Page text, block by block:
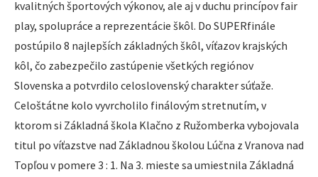
kvalitných športových výkonov, ale aj v duchu princípov fair
play, spolupráce a reprezentácie škôl. Do SUPERfinále
postúpilo 8 najlepších základných škôl, víťazov krajských
kôl, čo zabezpečilo zastúpenie všetkých regiónov
Slovenska a potvrdilo celoslovenský charakter súťaže.
Celoštátne kolo vyvrcholilo finálovým stretnutím, v
ktorom si Základná škola Klačno z Ružomberka vybojovala
titul po víťazstve nad Základnou školou Lúčna z Vranova nad
Topľou v pomere 3 : 1. Na 3. mieste sa umiestnila Základná